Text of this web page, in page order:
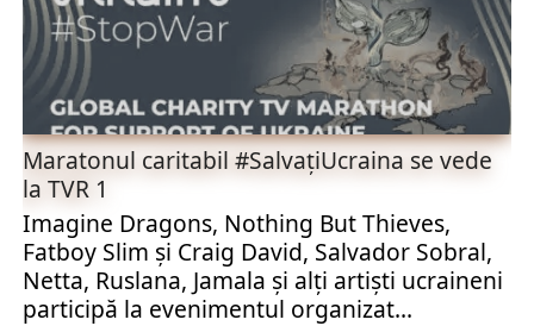
Maratonul caritabil #SalvaţiUcraina​ se vede
la TVR 1
Imagine Dragons, Nothing But Thieves,
Fatboy Slim și Craig David, Salvador Sobral,
Netta, Ruslana, Jamala şi alţi artişti ucraineni
participă la evenimentul organizat...